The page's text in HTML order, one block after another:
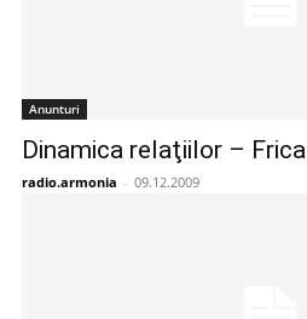
Anunturi
Dinamica relaţiilor – Frica
radio.armonia - 09.12.2009